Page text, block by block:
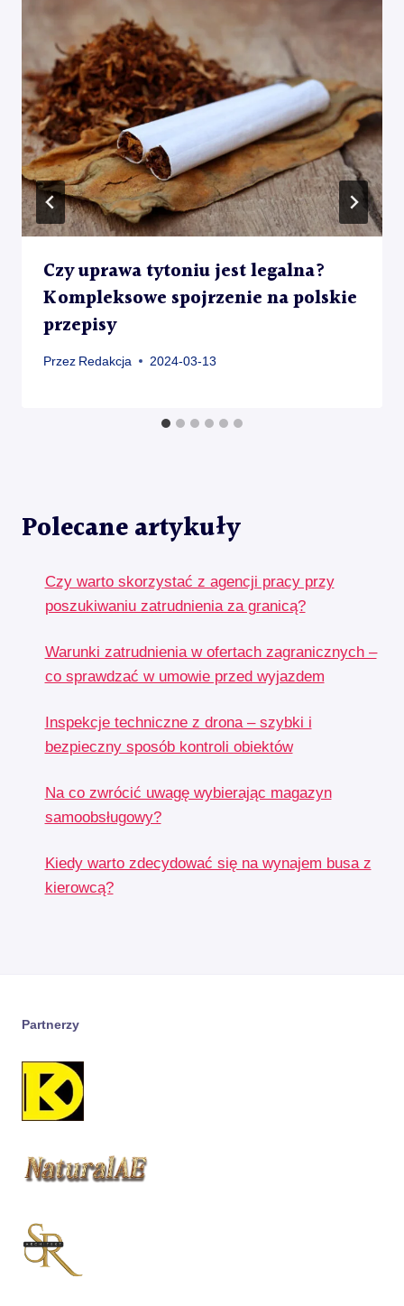
Czy uprawa tytoniu jest legalna?
Kompleksowe spojrzenie na polskie
przepisy
Przez Redakcja 2024-03-13
Polecane artykuły
Czy warto skorzystać z agencji pracy przy
poszukiwaniu zatrudnienia za granicą?
Warunki zatrudnienia w ofertach zagranicznych –
co sprawdzać w umowie przed wyjazdem
Inspekcje techniczne z drona – szybki i
bezpieczny sposób kontroli obiektów
Na co zwrócić uwagę wybierając magazyn
samoobsługowy?
Kiedy warto zdecydować się na wynajem busa z
kierowcą?
Partnerzy